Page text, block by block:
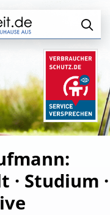
· Studium ·